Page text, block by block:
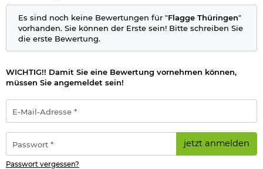
Es sind noch keine Bewertungen für "Flagge Thüringen"
vorhanden. Sie können der Erste sein! Bitte schreiben Sie
die erste Bewertung.
WICHTIG!! Damit Sie eine Bewertung vornehmen können,
müssen Sie angemeldet sein!
Mail-
Adresse
*
jetzt anmelden
Passwort vergessen?